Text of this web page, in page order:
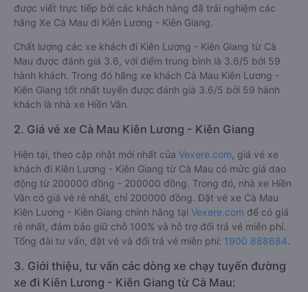
được viết trực tiếp bởi các khách hàng đã trải nghiệm các
hãng Xe Cà Mau đi Kiên Lương - Kiên Giang.
Chất lượng các xe khách đi Kiên Lương - Kiên Giang từ Cà
Mau được đánh giá 3.6, với điểm trung bình là 3.6/5 bởi 59
hành khách. Trong đó hãng xe khách Cà Mau Kiên Lương -
Kiên Giang tốt nhất tuyến được đánh giá 3.6/5 bởi 59 hành
khách là nhà xe Hiền Vân.
2. Giá vé xe Cà Mau Kiên Lương - Kiên Giang
Hiện tại, theo cập nhật mới nhất của Vexere.com , giá vé xe
khách đi Kiên Lương - Kiên Giang từ Cà Mau có mức giá dao
động từ 200000 đồng - 200000 đồng. Trong đó, nhà xe Hiền
Vân có giá vé rẻ nhất, chỉ 200000 đồng. Đặt vé xe Cà Mau
Kiên Lương - Kiên Giang chính hãng tại Vexere.com để có giá
rẻ nhất, đảm bảo giữ chỗ 100% và hỗ trợ đổi trả vé miễn phí.
Tổng đài tư vấn, đặt vé và đổi trả vé miễn phí: 1900 888684.
3. Giới thiệu, tư vấn các dòng xe chạy tuyến đường
xe đi Kiên Lương - Kiên Giang từ Cà Mau: